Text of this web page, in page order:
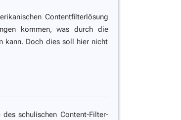
Contentfilterlösung
kommen, was durch die
kann. Doch dies soll hier nicht
schulischen Content-Filter-